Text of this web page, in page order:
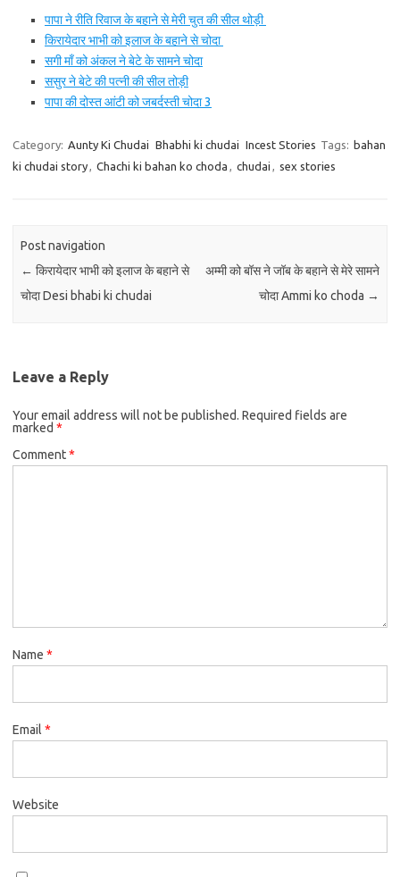
पापा ने रीति रिवाज के बहाने से मेरी चुत की सील थोड़ी
किरायेदार भाभी को इलाज के बहाने से चोदा
सगी माँ को अंकल ने बेटे के सामने चोदा
ससुर ने बेटे की पत्नी की सील तोड़ी
पापा की दोस्त आंटी को जबर्दस्ती चोदा 3
Category: Aunty Ki Chudai Bhabhi ki chudai Incest Stories Tags: bahan
ki chudai story, Chachi ki bahan ko choda , chudai , sex stories
Post navigation
← किरायेदार भाभी को इलाज के बहाने से
चोदा Desi bhabi ki chudai
अम्मी को बॉस ने जॉब के बहाने से मेरे सामने
चोदा Ammi ko choda →
Leave a Reply
Your email address will not be published. Required fields are
marked *
Comment*
Name *
Email *
Website